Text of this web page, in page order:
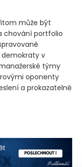
může být
chování portfolio
v
týmy
oponenty
a prokazatelně
nemalé peníze.